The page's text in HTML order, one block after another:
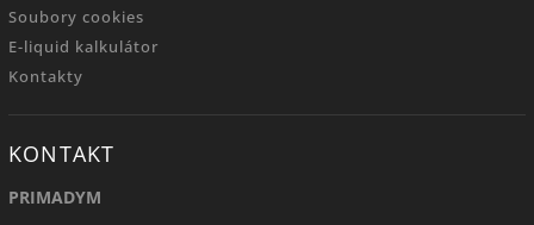
Soubory cookies
E-liquid kalkulátor
Kontakty
KONTAKT
PRIMADYM